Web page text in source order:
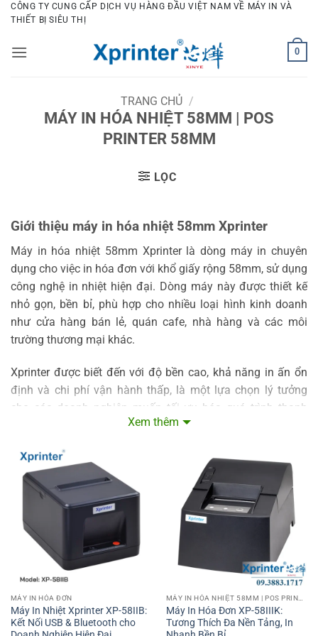
Bỏ
qua
dung
CÔNG TY CUNG CẤP DỊCH VỤ HÀNG ĐẦU VIỆT NAM VỀ MÁY IN VÀ
THIẾT BỊ SIÊU THỊ
0
TRANG CHỦ /
MÁY IN HÓA NHIỆT 58MM | POS
PRINTER 58MM
LỌC
Giới thiệu máy in hóa nhiệt 58mm Xprinter
Máy in hóa nhiệt 58mm Xprinter là dòng máy in chuyên
dụng cho việc in hóa đơn với khổ giấy rộng 58mm, sử dụng
công nghệ in nhiệt hiện đại. Dòng máy này được thiết kế
nhỏ gọn, bền bỉ, phù hợp cho nhiều loại hình kinh doanh
như cửa hàng bán lẻ, quán cafe, nhà hàng và các môi
trường thương mại khác.
Xprinter được biết đến với độ bền cao, khả năng in ấn ổn
định và chi phí vận hành thấp, là một lựa chọn lý tưởng
cho các doanh nghiệp muốn tối ưu hóa quá trình thanh
toán và quản lý hóa đơn.
Các tính năng nổi bật của máy in nhiệt 58mm
Xprinter
In tốc độ cao
Máy in nhiệt Xprinter có khả năng in nhanh chóng với tốc
độ lên tới 90mm/s. Điều này giúp tiết kiệm thời gian chờ
đợi cho khách hàng và tăng hiệu suất làm việc tại quầy thu
ngân.
Kết nối linh hoạt
Xprinter cung cấp các tùy chọn kết nối phong phú như USB,
Xem thêm
MÁY IN HÓA ĐƠN
Máy In Nhiệt Xprinter XP-58IIB:
Kết Nối USB & Bluetooth cho
Máy In Hóa Đơn XP-58IIIK:
Tương Thích Đa Nền Tảng, In